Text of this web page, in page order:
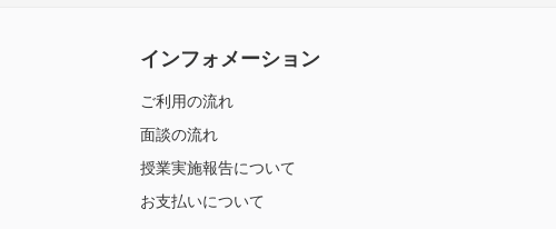
インフォメーション
ご利用の流れ
面談の流れ
授業実施報告について
お支払いについて